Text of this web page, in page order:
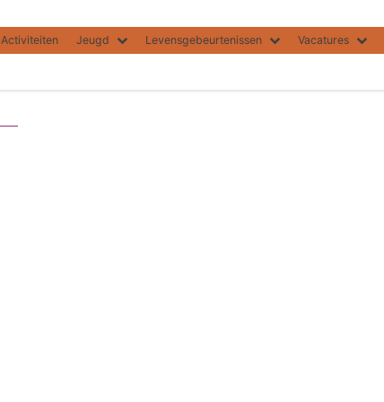
Activiteiten Jeugd Levensgebeurtenissen Vacatures